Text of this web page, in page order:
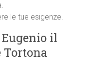
le tue esigenze.
il
Tortona